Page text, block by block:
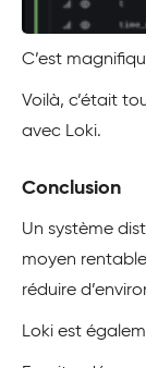
C’est
Voilà, c’était
avec Loki.
Conclusion
Un système
moyen
réduire
Loki est